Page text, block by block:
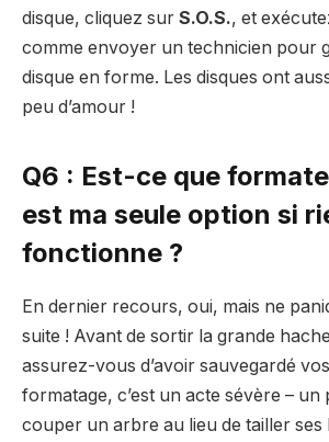
disque, cliquez sur S.O.S., et
comme envoyer un technicien pour
disque en forme. Les disques ont
peu d’amour !
Q6 : Est-ce que
est ma seule option si
fonctionne ?
En dernier recours, oui, mais ne
suite ! Avant de sortir la grande
assurez-vous d’avoir sauvegardé
formatage, c’est un acte sévère – un
couper un arbre au lieu de tailler ses